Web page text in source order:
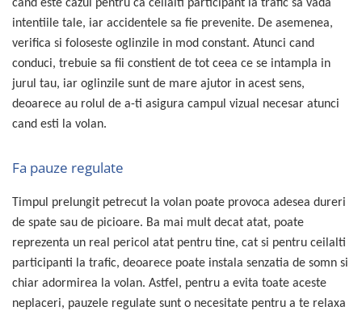
Goarne si trompete cu aer
Benzi si placi reflectorizante
Girofaruri auto si camion
Goarne / Trompete Pneumatice
Kituri Instalare Goarne
Pneumatice
Rezistoare CANBUS LED
Suporturi pentru girofare auto si
camion
Veste Reflectorizante de Avertizare
Elemente Caroserie
Capace inox si jante
cand este cazul pentru ca ceilalti participant la trafic sa vada
intentiile tale, iar accidentele sa fie prevenite. De asemenea,
verifica si foloseste oglinzile in mod constant. Atunci cand
conduci, trebuie sa fii constient de tot ceea ce se intampla in
jurul tau, iar oglinzile sunt de mare ajutor in acest sens,
deoarece au rolul de a-ti asigura campul vizual necesar atunci
cand esti la volan.
Fa pauze regulate
Timpul prelungit petrecut la volan poate provoca adesea dureri
de spate sau de picioare. Ba mai mult decat atat, poate
reprezenta un real pericol atat pentru tine, cat si pentru ceilalti
participanti la trafic, deoarece poate instala senzatia de somn si
chiar adormirea la volan. Astfel, pentru a evita toate aceste
neplaceri, pauzele regulate sunt o necesitate pentru a te relaxa